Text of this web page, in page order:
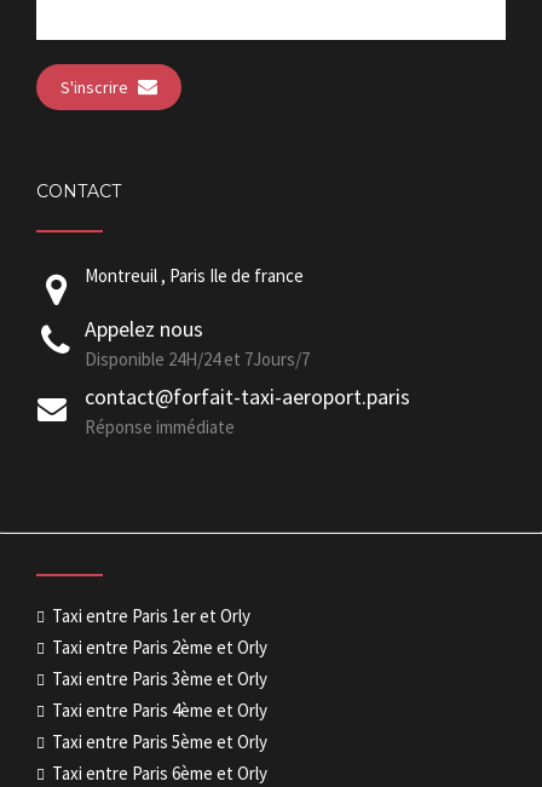
S'inscrire
CONTACT
Montreuil , Paris Ile de france
Appelez nous
Disponible 24H/24 et 7Jours/7
contact@forfait-taxi-aeroport.paris
Réponse immédiate
Taxi entre Paris 1er et Orly
Taxi entre Paris 2ème et Orly
Taxi entre Paris 3ème et Orly
Taxi entre Paris 4ème et Orly
Taxi entre Paris 5ème et Orly
Taxi entre Paris 6ème et Orly